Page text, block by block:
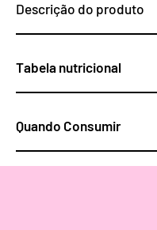
Descrição do produto
Tabela nutricional
Quando Consumir